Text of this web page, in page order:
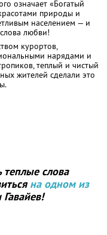
означает «Богатый
природы и
населением — и
любви!
курортов,
нарядами и
теплый и чистый
жителей сделали это
теплые слова
на одном из